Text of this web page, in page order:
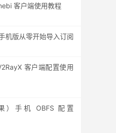
客户端使用教程
机版从零开始导入订阅
客户端配置使用
）手机 OBFS 配置